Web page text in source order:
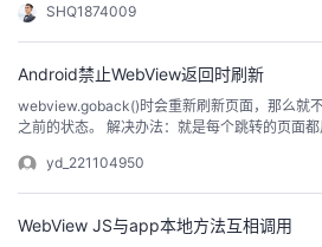
播
活
的
我
的
开
发
我
的
我
问题描述： 同上面的问题，会遇到...
SHQ1874009
Android禁止WebView返回时刷新
webview.goback()时会重新刷新页面，那么就
之前的状态。 解决办法：就是每个跳转的页面
层的视图去掉即可。webview会消耗很多资源
情况下使用。那个应该考虑使用cookie来解决
yd_221104950
WebView JS与app本地方法互相调用